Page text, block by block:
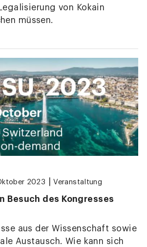
von Kokain
müssen.
2023 Veranstaltung
Besuch des Kongresses
aus der Wissenschaft sowie
Austausch. Wie kann sich